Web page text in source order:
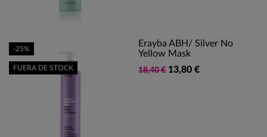
Erayba ABH/ Silver No
Yellow Mask
18,40 € 13,80 €
-25%
FUERA DE STOCK